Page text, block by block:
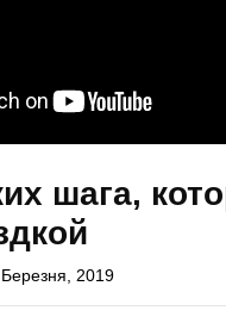
шага,
2019